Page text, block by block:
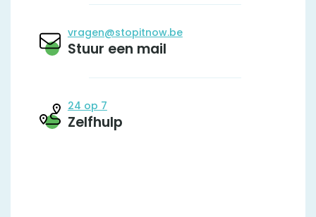
vragen@stopitnow.be
Stuur een mail
24 op 7
Zelfhulp